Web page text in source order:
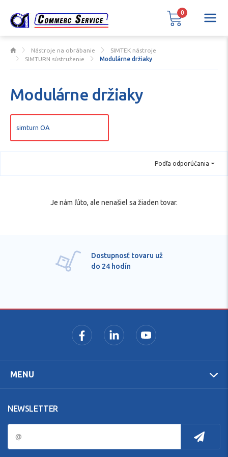
Nástroje na obrábanie
SIMTEK nástroje
SIMTURN sústruženie
Modulárne držiaky
Modulárne držiaky
simturn OA
Podľa odporúčania
Je nám ľúto, ale nenašiel sa žiaden tovar.
Dostupnosť tovaru už
do 24 hodín
MENU
NEWSLETTER
0